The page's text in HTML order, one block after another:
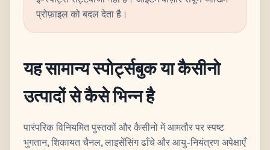
प्रोफ़ाइल को बदल देता है।
यह सामान्य स्पोर्ट्सबुक या कैसीनो
उत्पादों से कैसे भिन्न है
पारंपरिक विनियमित पुस्तकों और कैसीनो में आमतौर पर स्पष्ट
भुगतान, शिकायत चैनल, लाइसेंसिंग ढाँचे और आयु-नियंत्रण अपेक्षाएँ